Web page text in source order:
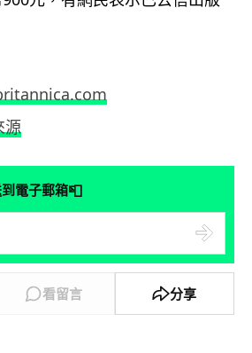
源
電子郵箱📮
看留言 分享